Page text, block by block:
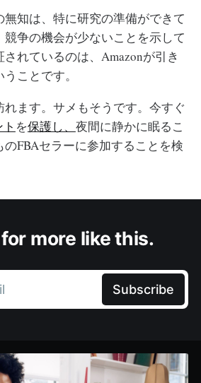
知は、特に研究の準備ができて
争の機会が少ないことを示して
れているのは、Amazonが引き
ことです。
ます。サメもそうです。今すぐ
を保護し、 夜間に静かに眠るこ
のFBAセラーに参加することを検
more like this.
Subscribe